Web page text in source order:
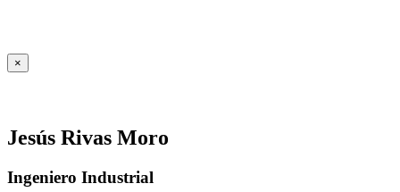
×
Jesús Rivas Moro
Ingeniero Industrial